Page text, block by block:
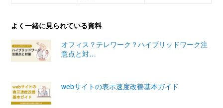
よく一緒に見られている資料
オフィス？テレワーク？ハイブリッドワーク注
意点と対…
webサイトの表示速度改善基本ガイド